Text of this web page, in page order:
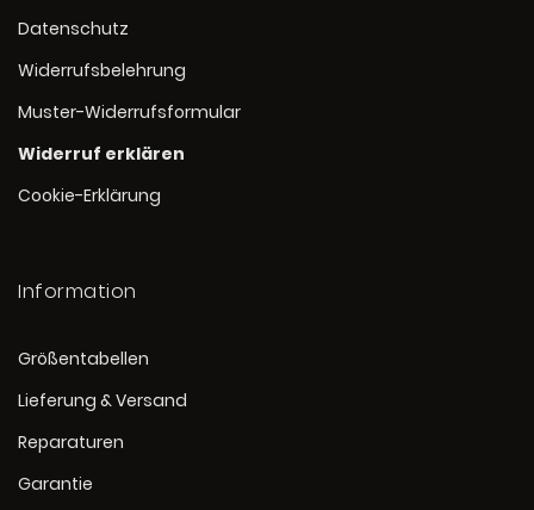
Datenschutz
Widerrufsbelehrung
Muster-Widerrufsformular
Widerruf erklären
Cookie-Erklärung
Information
Größentabellen
Lieferung & Versand
Reparaturen
Garantie